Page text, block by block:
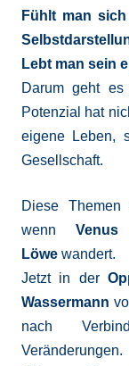
Fühlt man
Lebt man sein
Darum geht
Potenzial hat
eigene Leben,
Gesellschaft.
Diese Themen
wenn
Löwe wandert.
Jetzt in der
Wassermann
nach